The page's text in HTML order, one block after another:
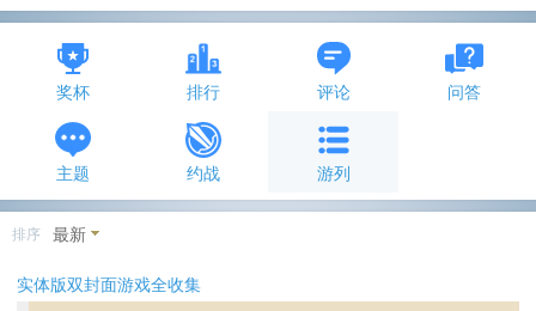
奖杯 排行 评论 问答
主题 约战 游列
排序 最新
实体版双封面游戏全收集